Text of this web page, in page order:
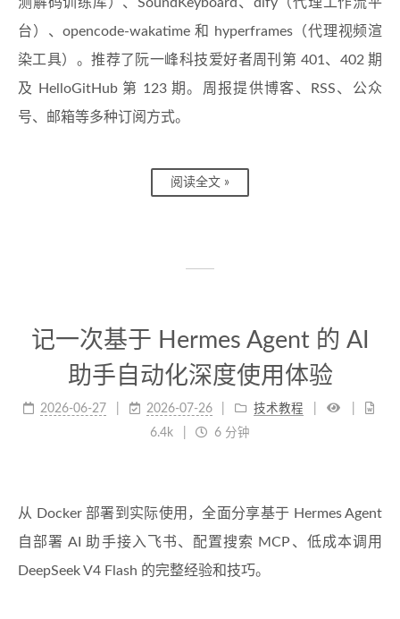
台）、opencode-wakatime 和 hyperframes（代理视频渲
染工具）。推荐了阮一峰科技爱好者周刊第 401、402 期
及 HelloGitHub 第 123 期。周报提供博客、RSS、公众
号、邮箱等多种订阅方式。
阅读全文 »
记一次基于 Hermes Agent 的 AI
助手自动化深度使用体验
2026-06-27 2026-07-26
技术教程
6.4k
6 分钟
从 Docker 部署到实际使用，全面分享基于 Hermes Agent
自部署 AI 助手接入飞书、配置搜索 MCP、低成本调用
DeepSeek V4 Flash 的完整经验和技巧。